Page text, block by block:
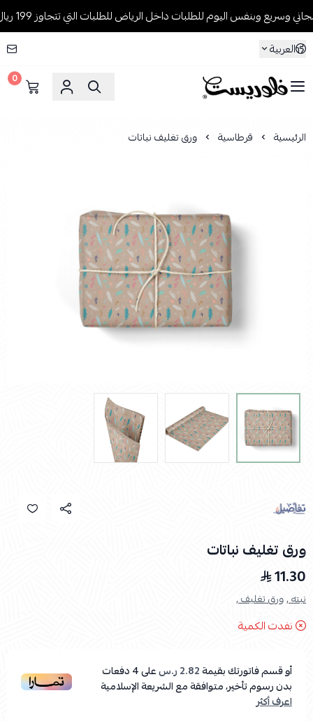
وبنفس اليوم للطلبات داخل الرياض للطلبات التي تتجاوز 199 ريال🚚
العربية
فلوريست Florist
0
الرئيسية قرطاسية ورق تغليف نباتات
ورق تغليف نباتات
11.30
نبته ,ورق تغليف ,
نفدت الكمية
أو قسم فاتورتك بقيمة2.82 ر.س على4دفعات
بدون رسوم تأخير، متوافقة مع الشريعة الإسلامية
اعرف أكثر